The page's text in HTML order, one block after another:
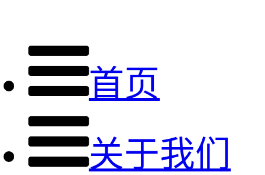
首页
关于我们